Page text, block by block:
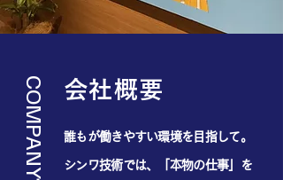
​会社概要
COMPANY 誰もが働きやすい環境を目指して。
シンワ技術では、「本物の仕事」を